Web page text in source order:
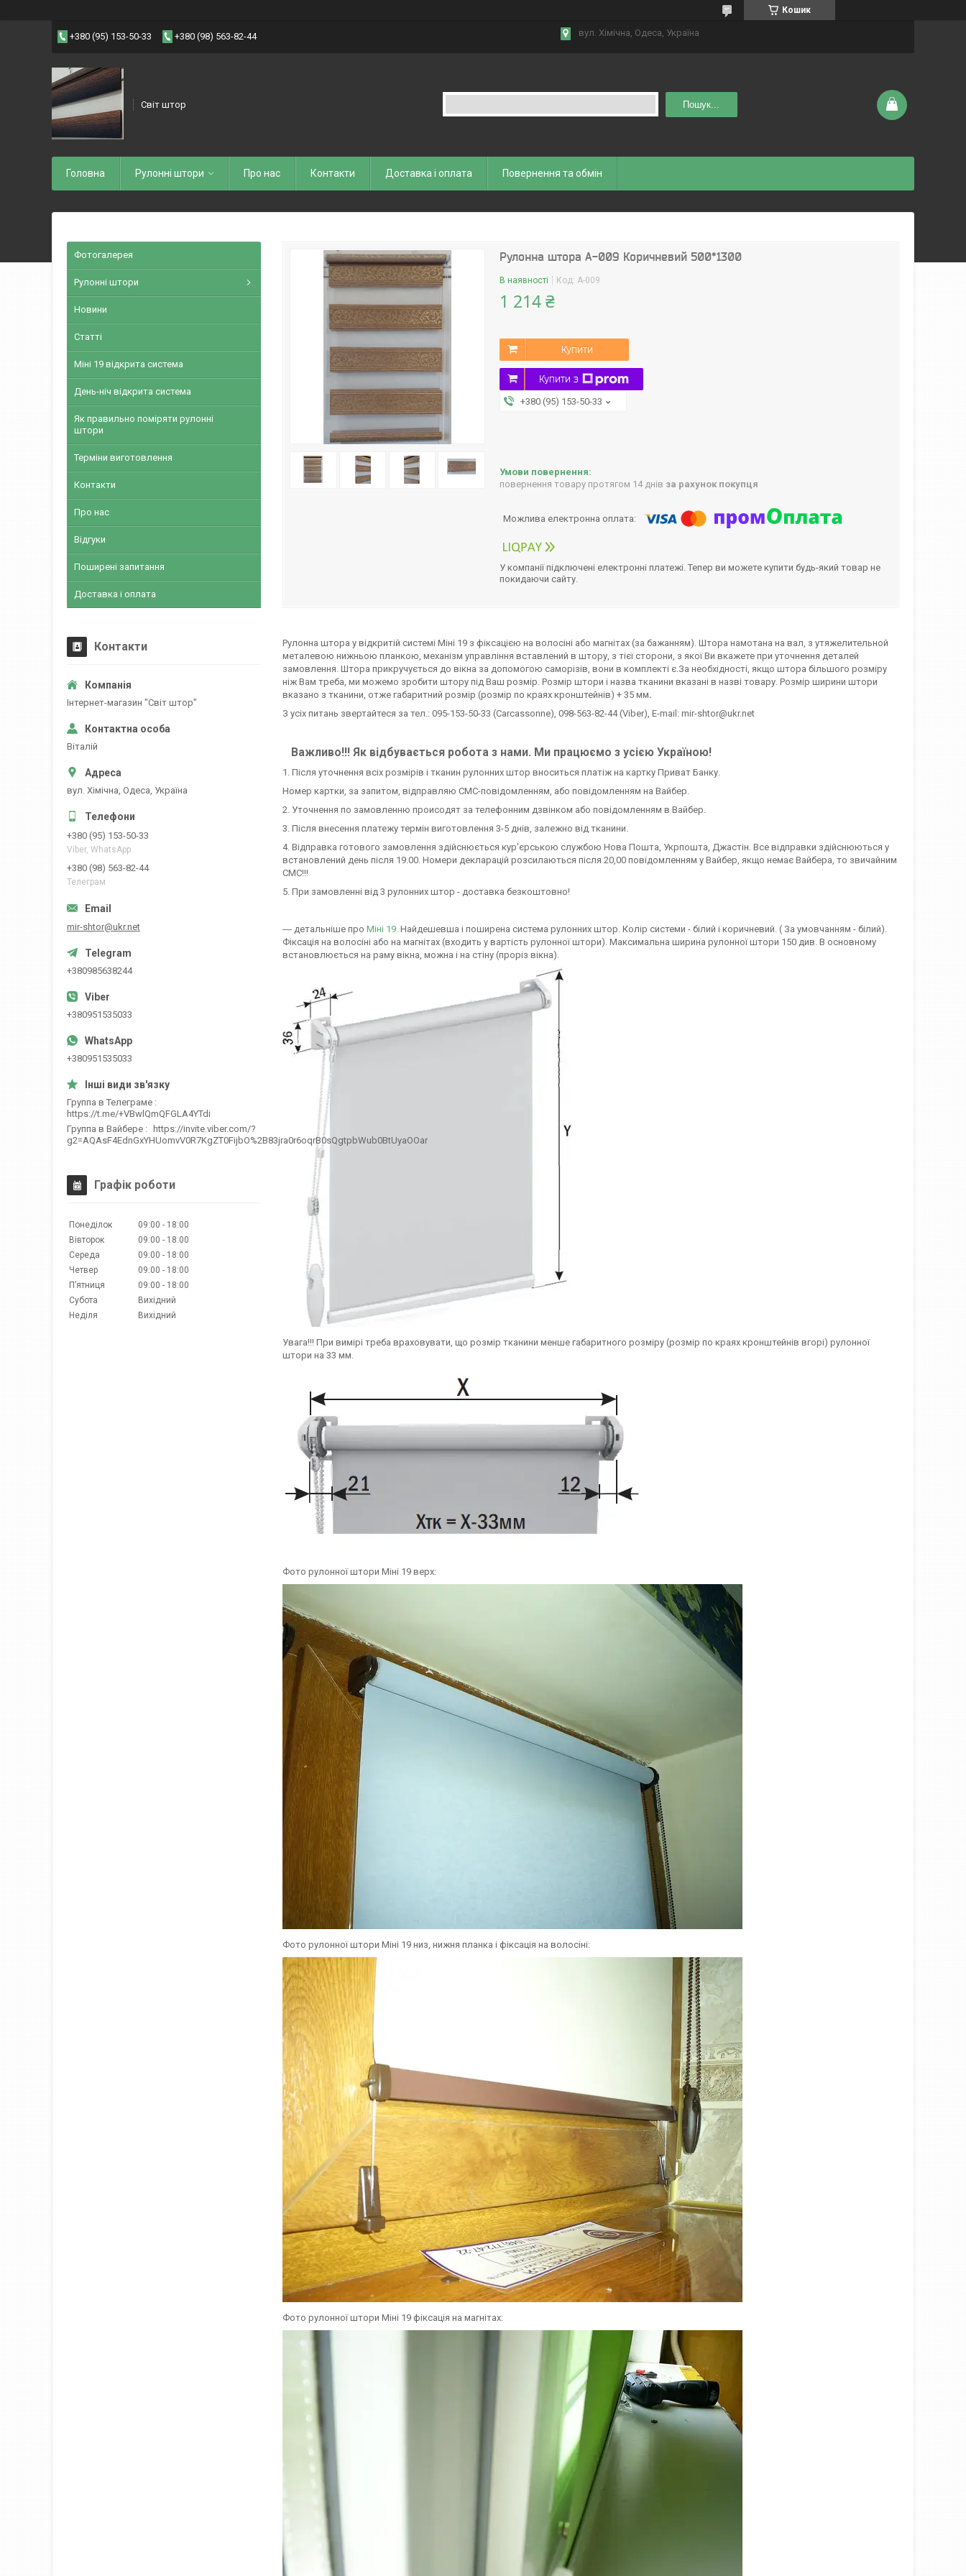
Кошик
+380 (95) 153-50-33 +380 (98) 563-82-44 вул. Хiмiчна, Одеса, Україна
Світ штор Пошук...
Головна Рулоннi штори Про нас Контакти Доставка і оплата Повернення та обмiн
Рулонна штора А-009 Коричневий 500*1300
В наявності Код: А-009
1 214 ₴
Купити
Купити з
+380 (95) 153-50-33
повернення товару протягом 14 днів за рахунок покупця
У компанії підключені електронні платежі. Тепер ви можете купити будь-який товар не
покидаючи сайту.
Рулонна штора у відкритій системі Міні 19 з фіксацією на волосіні або магнітах (за бажанням). Штора намотана на вал, з утяжелительной
металевою нижньою планкою, механізм управління вставлений в штору, з тієї сторони, з якої Ви вкажете при уточнення деталей
замовлення. Штора прикручується до вікна за допомогою саморізів, вони в комплекті є.За необхідності, якщо штора більшого розміру
ніж Вам треба, ми можемо зробити штору під Ваш розмір. Розмір штори і назва тканини вказані в назві товару. Розмір ширини штори
вказано з тканини, отже габаритний розмір (розмір по краях кронштейнів) + 35 мм.
З усіх питань звертайтеся за тел.: 095-153-50-33 (Carcassonne), 098-563-82-44 (Viber), E-mail: mir-shtor@ukr.net
Важливо!!! Як відбувається робота з нами. Ми працюємо з усією Україною!
1. Після уточнення всіх розмірів і тканин рулонних штор вноситься платіж на картку Приват Банку.
Номер картки, за запитом, відправляю СМС-повідомленням, або повідомленням на Вайбер.
2. Уточнення по замовленню происодят за телефонним дзвінком або повідомленням в Вайбер.
3. Після внесення платежу термін виготовлення 3-5 днів, залежно від тканини.
4. Відправка готового замовлення здійснюється кур'єрською службою Нова Пошта, Укрпошта, Джастін. Все відправки здійснюються у
встановлений день після 19.00. Номери декларацій розсилаються після 20,00 повідомленням у Вайбер, якщо немає Вайбера, то звичайним
СМС!!!
5. При замовленні від 3 рулонних штор - доставка безкоштовно!
― детальніше про Міні 19. Найдешевша і поширена система рулонних штор. Колір системи - білий і коричневий. ( За умовчанням - білий).
Фіксація на волосіні або на магнітах (входить у вартість рулонної штори). Максимальна ширина рулонної штори 150 див. В основному
встановлюється на раму вікна, можна і на стіну (проріз вікна).
Увага!!! При вимірі треба враховувати, що розмір тканини менше габаритного розміру (розмір по краях кронштейнів вгорі) рулонної
штори на 33 мм.
Фото рулонної штори Міні 19 верх:
Фото рулонної штори Міні 19 низ, нижня планка і фіксація на волосіні:
Фото рулонної штори Міні 19 фіксація на магнітах:
Фотогалерея
Рулонні штори
Новини
Статті
Міні 19 відкрита система
День-ніч відкрита система
Як правильно поміряти рулонні
штори
Терміни виготовлення
Контакти
Про нас
Відгуки
Поширені запитання
Доставка і оплата
Контакти
Iнтернет-магазин "Свiт штор"
Вiталiй
вул. Хiмiчна, Одеса, Україна
+380 (95) 153-50-33
Viber, WhatsApp
+380 (98) 563-82-44
Телеграм
mir-shtor@ukr.net
+380985638244
+380951535033
+380951535033
Группа в Телеграме
https://t.me/+VBwlQmQFGLA4YTdi
Группа в Вайбере
https://invite.viber.com/?
g2=AQAsF4EdnGxYHUomvV0R7KgZT0FijbO%2B83jra0r6oqrB0sQgtpbWub0BtUyaOOar
Графік роботи
Понеділок 09:00
18:00
Вівторок
09:00
18:00
Середа
09:00
18:00
Четвер
09:00
18:00
Пʼятниця
09:00
18:00
Субота
Вихідний
Неділя
Вихідний